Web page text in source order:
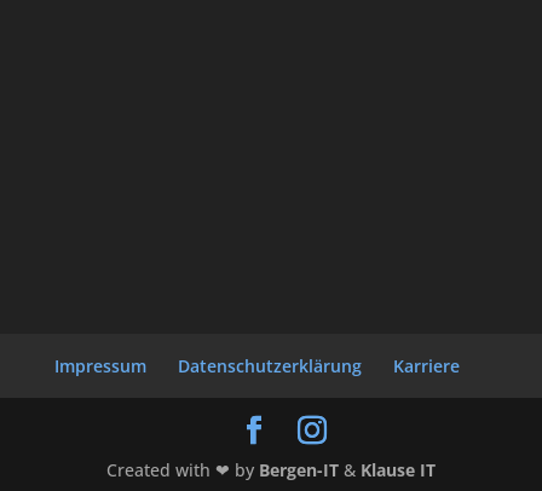
Impressum Datenschutzerklärung Karriere
Created with ❤ by Bergen-IT& Klause IT